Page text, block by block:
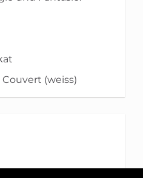
(weiss)